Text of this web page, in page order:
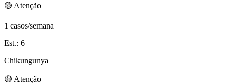
🟡 Atenção
1 casos/semana
Est.: 6
Chikungunya
🟡 Atenção